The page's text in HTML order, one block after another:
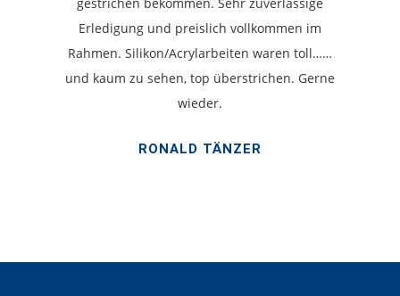
Erledigung und preislich vollkommen im
Rahmen. Silikon/Acrylarbeiten waren toll……
und kaum zu sehen, top überstrichen. Gerne
wieder.
RONALD TÄNZER